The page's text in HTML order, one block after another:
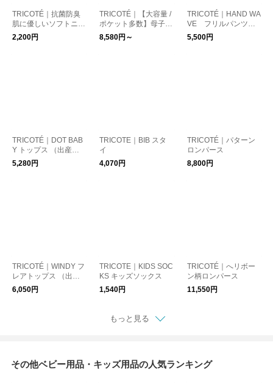
TRICOTÉ｜抗菌防臭
肌に優しいソフトニッ
トキッズマスク
2,200円
TRICOTÉ｜【大容量 /
ポケット多数】母子手
帳ケース マルチケー
ス（２サイズ展開）
8,580円～
TRICOTÉ｜HAND WA
VE フリルパンツ
（出産祝い/ベビーフ
ァッション）
5,500円
TRICOTÉ｜DOT BAB
Y トップス （出産祝
い/ベビーファッショ
ン）
5,280円
TRICOTE｜BIB スタ
イ
4,070円
TRICOTÉ｜パターン
ロンパース
8,800円
TRICOTÉ｜WINDY フ
レアトップス （出産
祝い/ベビーファッシ
ョン）
6,050円
TRICOTE｜KIDS SOC
KS キッズソックス
1,540円
TRICOTÉ｜へリボー
ン柄ロンパース
11,550円
もっと見る
その他ベビー用品・キッズ用品の人気ランキング